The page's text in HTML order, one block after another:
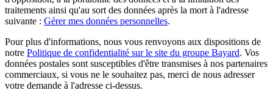
traitements ainsi qu'au sort des données après la mort à l'adresse
suivante : Gérer mes données personnelles.
Pour plus d'informations, nous vous renvoyons aux dispositions de
notre Politique de confidentialité sur le site du groupe Bayard. Vos
données postales sont susceptibles d'être transmises à nos partenaires
commerciaux, si vous ne le souhaitez pas, merci de nous adresser
votre demande à l'adresse ci-dessus.